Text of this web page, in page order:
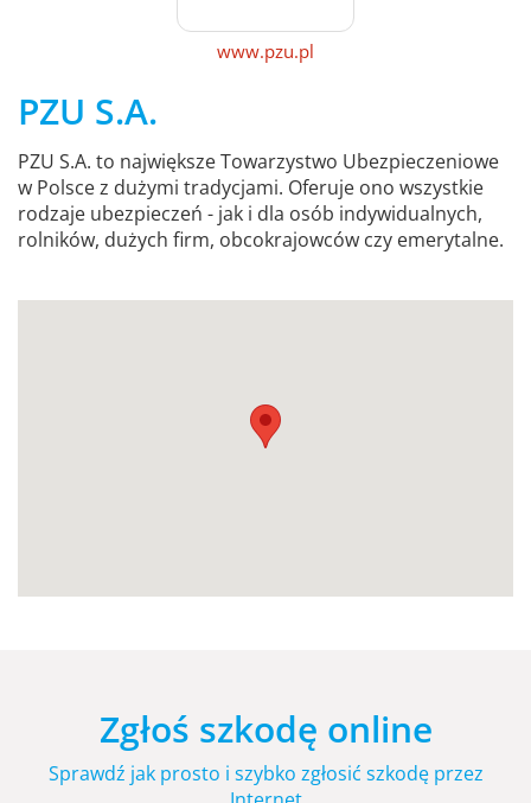
www.pzu.pl
PZU S.A.
PZU S.A. to największe Towarzystwo Ubezpieczeniowe
w Polsce z dużymi tradycjami. Oferuje ono wszystkie
rodzaje ubezpieczeń - jak i dla osób indywidualnych,
rolników, dużych firm, obcokrajowców czy emerytalne.
Zgłoś szkodę online
Sprawdź jak prosto i szybko zgłosić szkodę przez